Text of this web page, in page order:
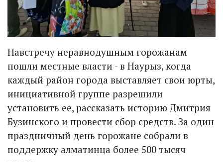
Навстречу неравнодушным горожанам
пошли местные власти - в Наурыз, когда
каждый район города выставляет свои юрты,
инициативной группе разрешили
установить ее, рассказать историю Дмитрия
Бузинского и провес­ти сбор средств. За один
праздничный день горожане собрали в
поддержку алматинца более 500 тысяч